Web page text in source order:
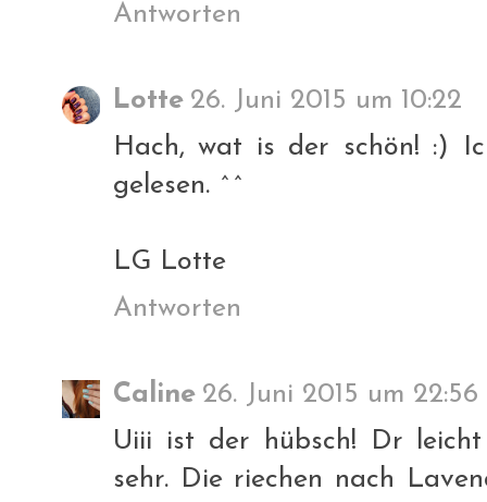
Antworten
Lotte 26. Juni 2015 um 10:22
Hach, wat is der schön! :)
gelesen. ^^
LG Lotte
Antworten
Caline 26. Juni 2015 um 22:56
Uiii ist der hübsch! Dr
sehr. Die riechen nach